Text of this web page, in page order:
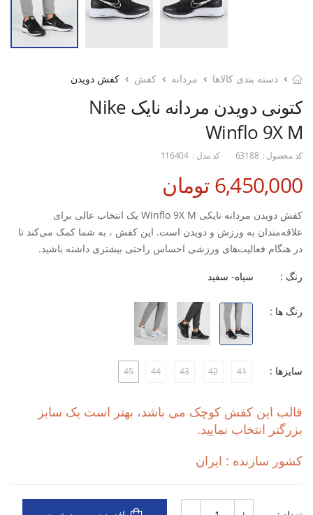
دسته بندی کالاها مردانه کفش کفش دویدن
کتونی دویدن مردانه نایک Nike
Winflo 9X M
کد محصول : 63188 کد مدل : 116404
6,450,000 تومان
کفش دویدن مردانه نایکی Winflo 9X M یک انتخاب عالی برای
علاقه‌مندان به ورزش و دویدن است. این کفش ، به شما کمک می‌کند تا
در هنگام فعالیت‌های ورزشی احساس راحتی بیشتری داشته باشید.
آسیب به پاها جلوگیری می‌کند.
علاوه بر این، ، جریان هوای بهتری را فراهم می‌آورد و از عرق کردن پاها
جلوگیری می‌کند. همچنین، راحتی و کارایی بالا این کفش، آن را برای
استفاده روزمره نیز ایده‌آل می‌سازد.
-طراحی استاندارد برای سازگاری با پا، راحتی در طول روز
-پارچه MESH برای تهویه مناسب، جلوگیری از عرق کردن
-راحتی و کارایی بالا، مناسب برای فعالیت‌های ورزشی و روزمره
این کفش یک همراه مطمئن برای تمرینات شما خواهد بود و می‌تواند
رنگ : سیاه- سفید
رنگ ها :
سایزها : 41
42
43
44
45
قالب این کفش کوچک می باشد، بهتر است یک سایز
بزرگتر انتخاب نمایید.
کشور سازنده : ایران